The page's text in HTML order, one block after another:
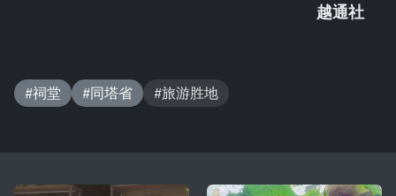
越通社
#祠堂 #同塔省 #旅游胜地